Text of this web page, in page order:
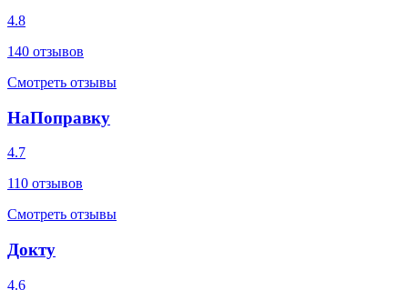
4.8
140 отзывов
Смотреть отзывы
НаПоправку
4.7
110 отзывов
Смотреть отзывы
Докту
4.6